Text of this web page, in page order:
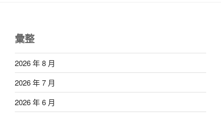
彙整
2026 年 8 月
2026 年 7 月
2026 年 6 月